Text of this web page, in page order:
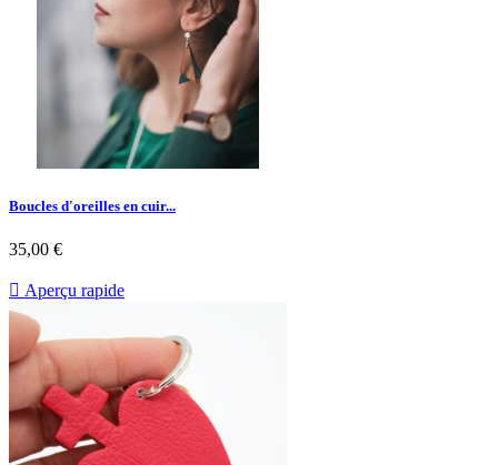
Boucles d'oreilles en cuir...
35,00 €
 Aperçu rapide